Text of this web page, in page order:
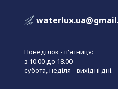
Понеділок - п'ятниця:
з 10.00 до 18.00
субота, неділя - вихідні дні.